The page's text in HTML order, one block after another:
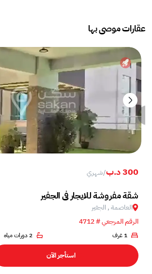
عقارات موصى بها
300 د.ب /شهري
شقة مفروشة للايجار في الجفير
العاصمة , الجفير
الرقم المرجعي # 4712
1 غرف 2 دورات مياه
استأجر الآن